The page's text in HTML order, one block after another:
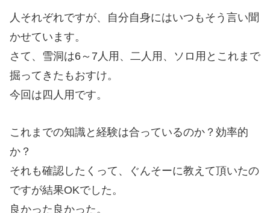
人それぞれですが、自分自身にはいつもそう言い聞
かせています。
さて、雪洞は6～7人用、二人用、ソロ用とこれまで
掘ってきたもおすけ。
今回は四人用です。
これまでの知識と経験は合っているのか？効率的
か？
それも確認したくって、ぐんそーに教えて頂いたの
ですが結果OKでした。
良かった良かった。